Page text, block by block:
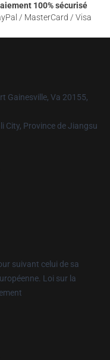
100% sécurisé
/ MasterCard / Visa
Gainesville, Va 20155,
City, Province de Jiangsu
suivant celui de sa
Loi sur la